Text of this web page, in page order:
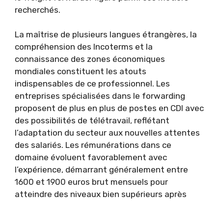
recherchés.
La maîtrise de plusieurs langues étrangères, la
compréhension des Incoterms et la
connaissance des zones économiques
mondiales constituent les atouts
indispensables de ce professionnel. Les
entreprises spécialisées dans le forwarding
proposent de plus en plus de postes en CDI avec
des possibilités de télétravail, reflétant
l’adaptation du secteur aux nouvelles attentes
des salariés. Les rémunérations dans ce
domaine évoluent favorablement avec
l’expérience, démarrant généralement entre
1600 et 1900 euros brut mensuels pour
atteindre des niveaux bien supérieurs après